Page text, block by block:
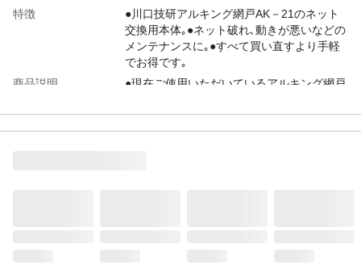
特徴
●川口技研アルキング網戸AK－21のネット
交換用本体｡●ネット破れ､動きが悪いなどの
メンテナンスに｡●すべて買い直すより手軽
でお得です｡
商品説明
●現在ご使用いただいているアルキング網戸